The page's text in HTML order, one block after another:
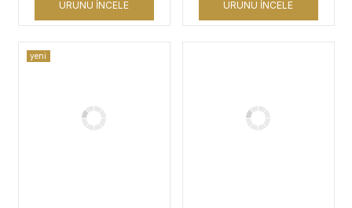
ÜRÜNÜ İNCELE ÜRÜNÜ İNCELE
yeni